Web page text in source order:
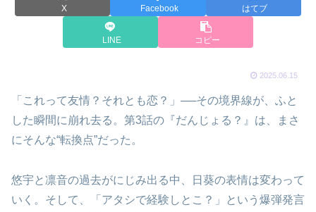
X Facebook はてブ
LINE コピー
2025.06.15
「これって友情？それとも恋？」──その境界線が、ふと
した瞬間に崩れ去る。第3話の『だんじょる？』は、まさ
にそんな“転換点”だった。
悠宇と凛音の過去がにじみ出る中、日葵の表情は変わって
いく。そして、「アタシで経験しとこ？」という爆弾発言